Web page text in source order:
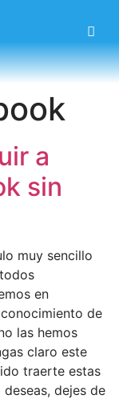
a
sin
muy sencillo
en
de
las hemos
claro este
traerte estas
dejes de